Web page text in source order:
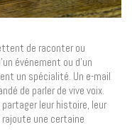
de raconter ou
événement ou d’un
un spécialité. Un e-mail
de parler de vive voix.
leur histoire, leur
une certaine